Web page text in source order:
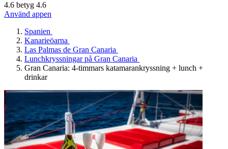
4.6 betyg 4.6
Använd appen
Spanien
Kanarieöarna
Las Palmas de Gran Canaria
Lunchkryssningar på Gran Canaria
Gran Canaria: 4-timmars katamarankryssning + lunch +
drinkar